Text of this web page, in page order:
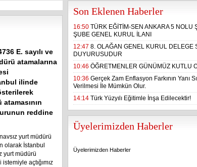
E. sayılı ve
atamalarına
ilinde
reddine
yurt müdürü
olarak İstanbul
yurt müdürü
açtığımız
Son Eklenen Haberler
16:50 TÜRK EĞİTİM-SEN ANKARA 5 NOLU
ŞUBE GENEL KURUL İLANI
12:47 8. OLAĞAN GENEL KURUL DELEGE
DUYURUSUDUR
10:46 ÖĞRETMENLER GÜNÜMÜZ KUTLU
10:36 Gerçek Zam Enflasyon Farkının Yanı
Verilmesi İle Mümkün Olur.
14:14 Türk Yüzyılı Eğitimle İnşa Edilecektir!
Üyelerimizden Haberler
Üyelerimizden Haberler